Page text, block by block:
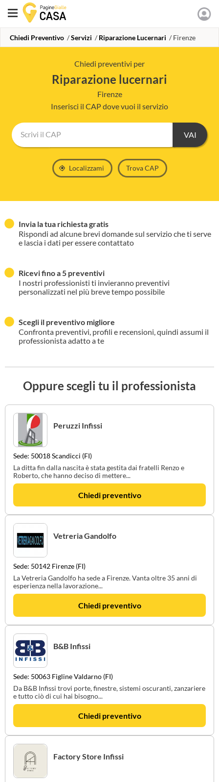
Chiedi Preventivo Servizi Riparazione Lucernari Firenze
Chiedi preventivi per
riparazione lucernari
Firenze
Inserisci il CAP dove vuoi il servizio
Scrivi il CAP
Localizzami Trova CAP
Invia la tua richiesta gratis
Rispondi ad alcune brevi domande sul servizio che ti serve
e lascia i dati per essere contattato
Ricevi fino a 5 preventivi
I nostri professionisti ti invieranno preventivi
personalizzati nel più breve tempo possibile
Scegli il preventivo migliore
Confronta preventivi, profili e recensioni, quindi assumi il
professionista adatto a te
Oppure scegli tu il professionista
Peruzzi Infissi
Sede: 50018 Scandicci (FI)
La ditta fin dalla nascita è stata gestita dai fratelli Renzo e
Roberto, che hanno deciso di mettere...
Chiedi preventivo
Vetreria Gandolfo
Sede: 50142 Firenze (FI)
La Vetreria Gandolfo ha sede a Firenze. Vanta oltre 35 anni di
esperienza nella lavorazione...
Chiedi preventivo
B&B Infissi
Sede: 50063 Figline Valdarno (FI)
Da B&B Infissi trovi porte, finestre, sistemi oscuranti, zanzariere
e tutto ciò di cui hai bisogno...
Chiedi preventivo
Factory Store Infissi